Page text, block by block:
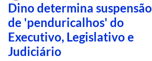
Dino determina suspensão
de 'penduricalhos' do
Executivo, Legislativo e
Judiciário